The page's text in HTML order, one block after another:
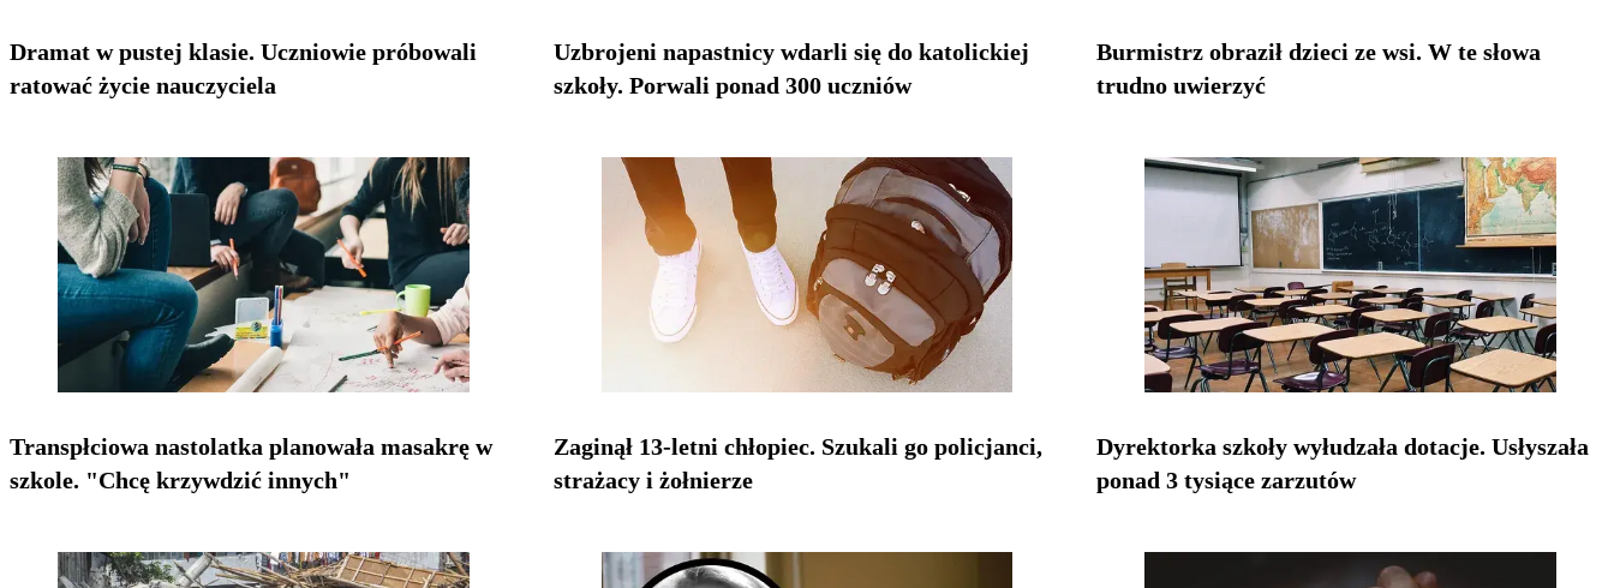
Dramat w pustej klasie. Uczniowie próbowali
ratować życie nauczyciela
Uzbrojeni napastnicy wdarli się do katolickiej
szkoły. Porwali ponad 300 uczniów
Burmistrz obraził dzieci ze wsi. W te słowa
trudno uwierzyć
Transpłciowa nastolatka planowała masakrę w
szkole. "Chcę krzywdzić innych"
Zaginął 13-letni chłopiec. Szukali go policjanci,
strażacy i żołnierze
Dyrektorka szkoły wyłudzała dotacje. Usłyszała
ponad 3 tysiące zarzutów